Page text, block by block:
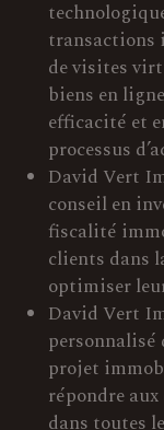
transactions
de visites
biens en
efficacité et
processus
David Vert
conseil en
fiscalité
clients dans
optimiser
David Vert
personnalisé
projet
répondre
dans toutes